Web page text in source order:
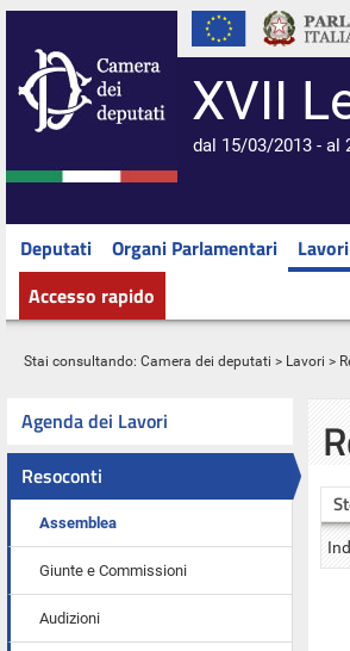
XVII
dal 15/03/2013 - al
Deputati Organi Parlamentari Lavori
Accesso rapido
Stai consultando: Camera dei deputati > Lavori >
Agenda dei Lavori
Resoconti
Assemblea
Giunte e Commissioni
Audizioni